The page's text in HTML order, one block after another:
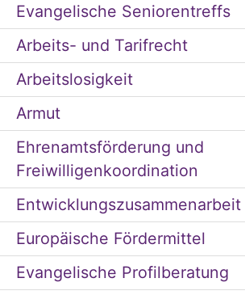
Evangelische Seniorentreffs
Arbeits- und Tarifrecht
Arbeitslosigkeit
Armut
Ehrenamtsförderung und
Freiwilligenkoordination
Entwicklungszusammenarbeit
Europäische Fördermittel
Evangelische Profilberatung